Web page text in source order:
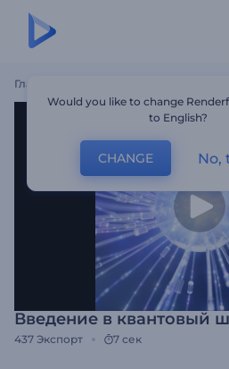
Главная
Введение в квантовый
437 Экспорт 7 сек
Would you like to change
to English?
CHANGE No,